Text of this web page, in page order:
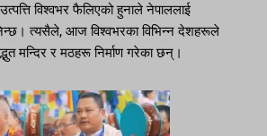
विश्वभर फैलिएको हुनाले नेपाललाई
त्यसैले, आज विश्वभरका विभिन्न देशहरूले
मन्दिर र मठहरू निर्माण गरेका छन्।